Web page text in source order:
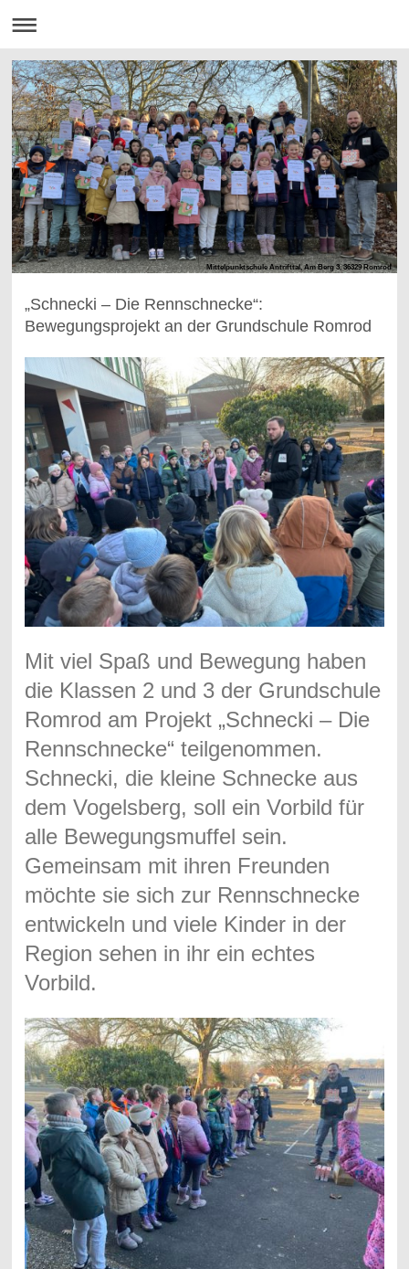
Mittelpunktschule Antrifttal, Am Berg 3, 36329 Romrod
„Schnecki – Die Rennschnecke“:
Bewegungsprojekt an der Grundschule Romrod
Mit viel Spaß und Bewegung haben
die Klassen 2 und 3 der Grundschule
Romrod am Projekt „Schnecki – Die
Rennschnecke“ teilgenommen.
Schnecki, die kleine Schnecke aus
dem Vogelsberg, soll ein Vorbild für
alle Bewegungsmuffel sein.
Gemeinsam mit ihren Freunden
möchte sie sich zur Rennschnecke
entwickeln und viele Kinder in der
Region sehen in ihr ein echtes
Vorbild.